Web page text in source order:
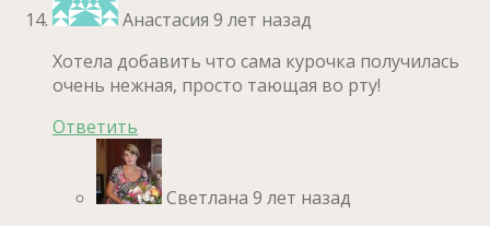
Анастасия 9 лет назад
Хотела добавить что сама курочка получилась
очень нежная, просто тающая во рту!
Ответить
Светлана 9 лет назад